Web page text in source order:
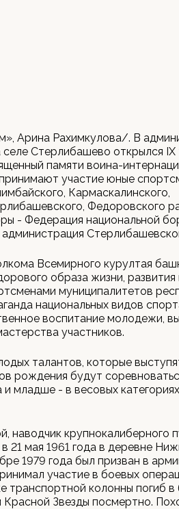
Арина Рахимкулова/. В
Стерлибашево открылся IХ
памяти воина-
участие юные
Кармаскалинского,
Федоровского
- Федерация национальной
Всемирного курултая
образа жизни, развития
муниципалитетов
национальных видов
воспитание молодежи,
участников.
талантов, которые
рождения будут
младше - в весовых
наводчик крупнокалиберного
21 мая 1961 года в деревне
1979 года был призван в
участие в боевых
транспортной колонны погиб
Звезды посмертно.